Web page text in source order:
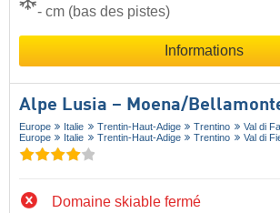
- cm (bas des pistes)
Informations
Alpe Lusia – Moena/​
Europe Italie Trentin-Haut-Adige Trentino
Val di
Europe
Italie Trentin-Haut-Adige Trentino Val di
Domaine skiable fermé